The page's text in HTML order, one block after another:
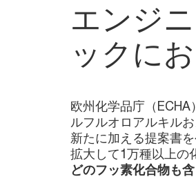
エンジ
ックに
欧州化学品庁（ECHA
ルフルオロアルキル
新たに加える提案書
拡大して1万種以上の
どのフッ素化合物も含